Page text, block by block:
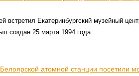
встретил Екатеринбургский музейный
создан 25 марта 1994 года.
атомной станции посетили